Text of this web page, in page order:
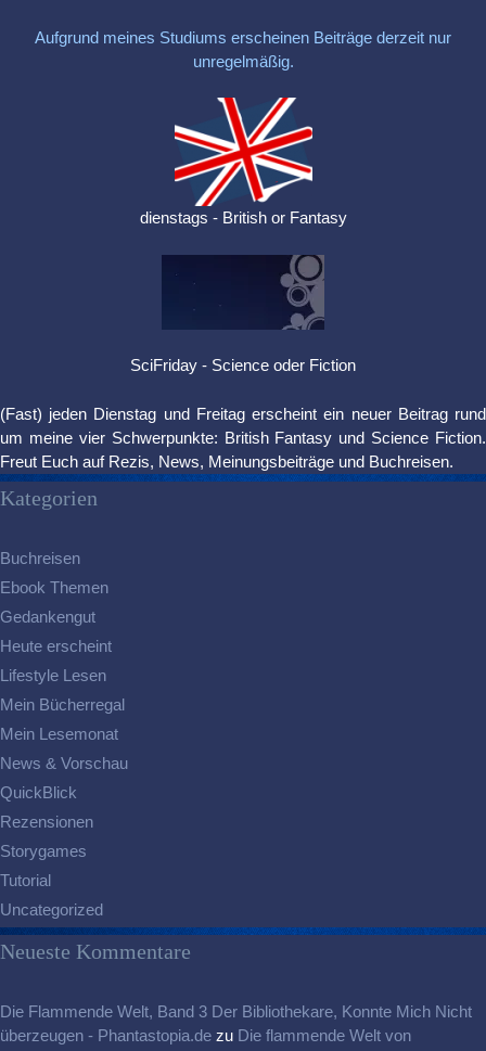
Aufgrund meines Studiums erscheinen Beiträge derzeit nur
unregelmäßig.
dienstags - British or Fantasy
SciFriday - Science oder Fiction
(Fast) jeden Dienstag und Freitag erscheint ein neuer Beitrag rund
um meine vier Schwerpunkte: British Fantasy und Science Fiction.
Freut Euch auf Rezis, News, Meinungsbeiträge und Buchreisen.
Kategorien
Buchreisen
Ebook Themen
Gedankengut
Heute erscheint
Lifestyle Lesen
Mein Bücherregal
Mein Lesemonat
News & Vorschau
QuickBlick
Rezensionen
Storygames
Tutorial
Uncategorized
Neueste Kommentare
Die Flammende Welt, Band 3 Der Bibliothekare, Konnte Mich Nicht
überzeugen - Phantastopia.de zu Die flammende Welt von